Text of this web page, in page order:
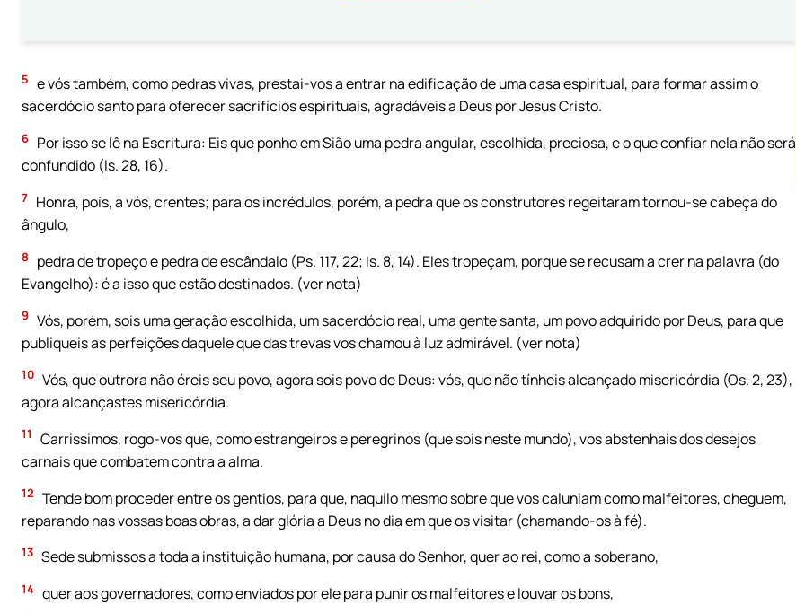
5 e vós também, como pedras vivas, prestai-vos a entrar na edificação de uma casa espiritual, para formar assim o
sacerdócio santo para oferecer sacrifícios espirituais, agradáveis a Deus por Jesus Cristo.
6 Por isso se lê na Escritura: Eis que ponho em Sião uma pedra angular, escolhida, preciosa, e o que confiar nela não será
confundido (Is. 28, 16).
7 Honra, pois, a vós, crentes; para os incrédulos, porém, a pedra que os construtores regeitaram tornou-se cabeça do
ângulo,
8
pedra de tropeço e pedra de escândalo (Ps. 117, 22; Is. 8, 14). Eles tropeçam, porque se recusam a crer na palavra (do
Evangelho): é a isso que estão destinados. (ver nota)
9 Vós, porém, sois uma geração escolhida, um sacerdócio real, uma gente santa, um povo adquirido por Deus, para que
publiqueis as perfeições daquele que das trevas vos chamou à luz admirável. (ver nota)
10 Vós, que outrora não éreis seu povo, agora sois povo de Deus: vós, que não tínheis alcançado misericórdia (Os. 2, 23),
agora alcançastes misericórdia.
11
Carrissimos, rogo-vos que, como estrangeiros e peregrinos (que sois neste mundo), vos abstenhais dos desejos
carnais que combatem contra a alma.
12 Tende bom proceder entre os gentios, para que, naquilo mesmo sobre que vos caluniam como malfeitores, cheguem,
reparando nas vossas boas obras, a dar glória a Deus no dia em que os visitar (chamando-os à fé).
13 Sede submissos a toda a instituição humana, por causa do Senhor, quer ao rei, como a soberano,
14 quer aos governadores, como enviados por ele para punir os malfeitores e louvar os bons,